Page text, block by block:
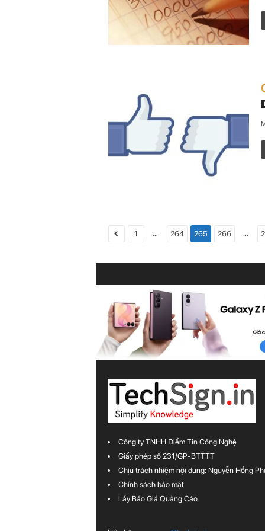
1 ... 264 265 266 ...
Công ty TNHH Điểm Tin Công Nghệ
Giấy phép số 231/GP-BTTTT
Chịu trách nhiệm nội dung: Nguyễn Hồng
Chính sách bảo mật
Lấy Báo Giá Quảng Cáo